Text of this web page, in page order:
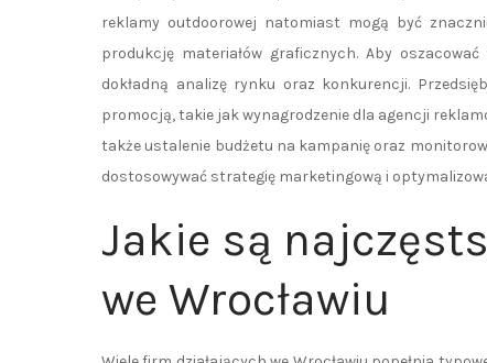
reklamy outdoorowej natomiast mogą być
produkcję materiałów graficznych. Aby
dokładną analizę rynku oraz konkurencji.
promocją, takie jak wynagrodzenie dla agencji
także ustalenie budżetu na kampanię oraz
dostosowywać strategię marketingową i
Jakie są
we Wrocławiu